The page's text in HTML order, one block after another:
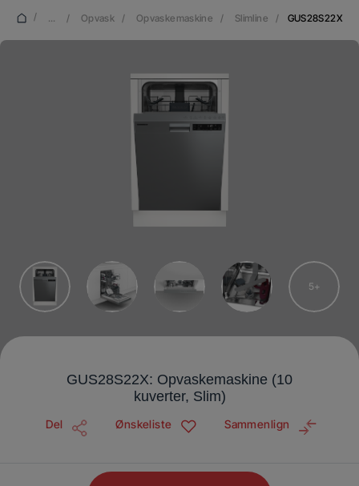
/ ... / Opvask / Opvaskemaskine / Slimline / GUS28S22X
5
GUS28S22X: Opvaskemaskine (10
kuverter, Slim)
Del Ønskeliste Sammenlign